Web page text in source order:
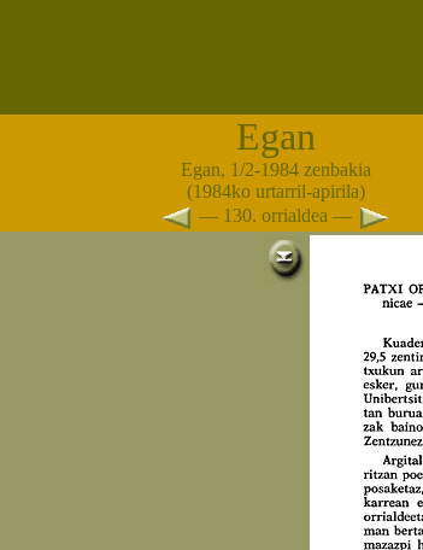
Egan
Egan, 1/2-1984 zenbakia
(1984ko urtarril-apirila)
— 130. orrialdea —